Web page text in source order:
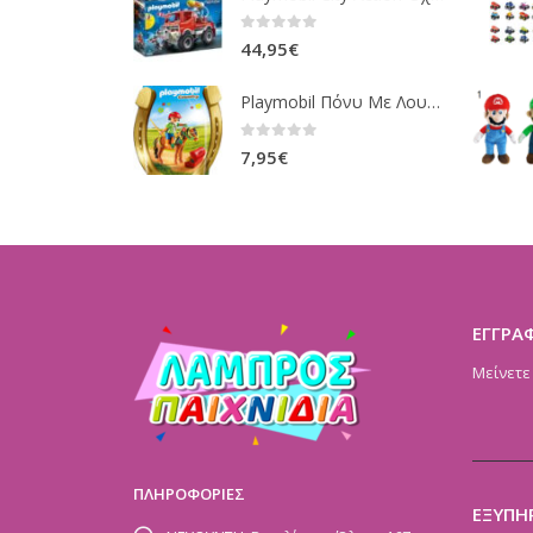
44,95€
Playmobil Πόνυ Με Λουλουδάκια Και Κοριτσάκι 6968
7,95€
ΠΛΗΡΟΦΟΡΙΕΣ